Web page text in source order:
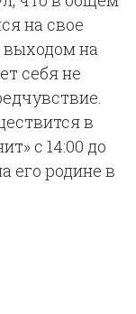
на свое
выходом на
себя не
в
с 14:00 до
его родине в